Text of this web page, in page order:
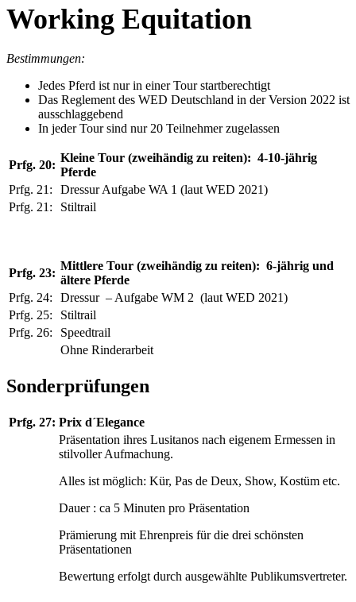
Working Equitation
Bestimmungen:
Jedes Pferd ist nur in einer Tour startberechtigt
Das Reglement des WED Deutschland in der Version 2022 ist
ausschlaggebend
In jeder Tour sind nur 20 Teilnehmer zugelassen
Prfg. 20:
Kleine Tour (zweihändig zu reiten): 4-10-jährig
Pferde
Prfg. 21:
Dressur Aufgabe WA 1 (laut WED 2021)
Prfg. 21:
Stiltrail
Prfg. 23:
Mittlere Tour (zweihändig zu reiten): 6-jährig und
ältere Pferde
Prfg. 24:
Dressur – Aufgabe WM 2 (laut WED 2021)
Prfg. 25:
Stiltrail
Prfg. 26:
Speedtrail
Ohne Rinderarbeit
Sonderprüfungen
Prfg. 27: Prix d´Elegance
Präsentation ihres Lusitanos nach eigenem Ermessen in
stilvoller Aufmachung.
Alles ist möglich: Kür, Pas de Deux, Show, Kostüm etc.
Dauer : ca 5 Minuten pro Präsentation
Prämierung mit Ehrenpreis für die drei schönsten
Präsentationen
Bewertung erfolgt durch ausgewählte Publikumsvertreter.